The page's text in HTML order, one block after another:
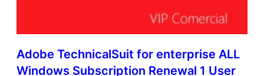
Adobe TechnicalSuit for enterprise ALL
Windows Subscription Renewal 1 User